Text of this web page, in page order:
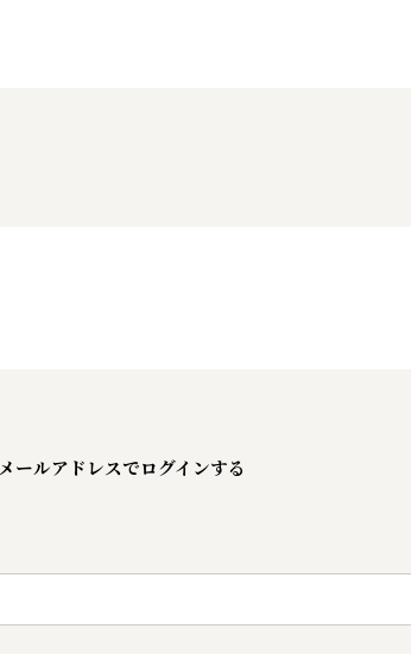
メールアドレスでログインする